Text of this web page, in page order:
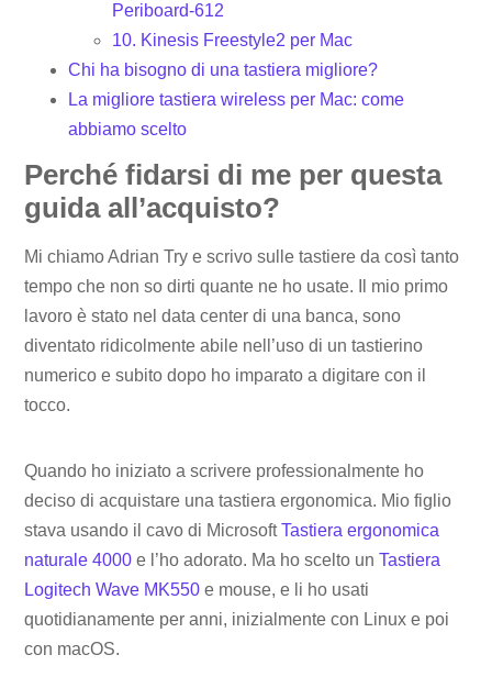
Periboard-612
10. Kinesis Freestyle2 per Mac
Chi ha bisogno di una tastiera migliore?
La migliore tastiera wireless per Mac: come
abbiamo scelto
Perché fidarsi di me per questa
guida all’acquisto?
Mi chiamo Adrian Try e scrivo sulle tastiere da così tanto
tempo che non so dirti quante ne ho usate. Il mio primo
lavoro è stato nel data center di una banca, sono
diventato ridicolmente abile nell’uso di un tastierino
numerico e subito dopo ho imparato a digitare con il
tocco.
Quando ho iniziato a scrivere professionalmente ho
deciso di acquistare una tastiera ergonomica. Mio figlio
stava usando il cavo di MicrosoftTastiera ergonomica
naturale 4000 e l’ho adorato. Ma ho scelto unTastiera
Logitech Wave MK550 e mouse, e li ho usati
quotidianamente per anni, inizialmente con Linux e poi
con macOS.